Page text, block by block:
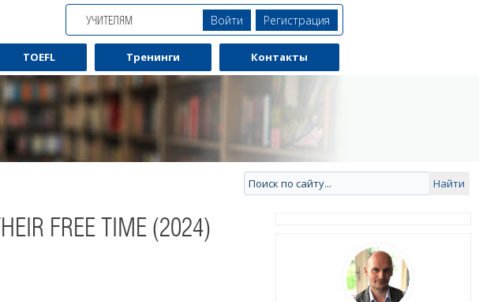
УЧИТЕЛЯМ Войти Регистрация
TOEFL Тренинги Контакты
FREE TIME (2024)